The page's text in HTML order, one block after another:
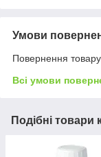
Умови
Повернення
Всі умови
Подібні товари